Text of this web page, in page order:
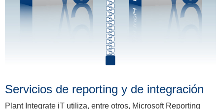
Servicios de reporting y de integración
Plant Integrate iT utiliza, entre otros, Microsoft Reporting